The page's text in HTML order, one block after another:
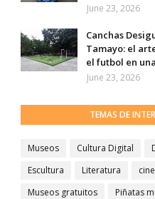
June 23, 2026
Canchas
Tamayo: el
el futbol en
June 23, 2026
TEMAS DE
Museos Cultura Digital
Escultura
Literatura
cine
Museos gratuitos
Piñatas